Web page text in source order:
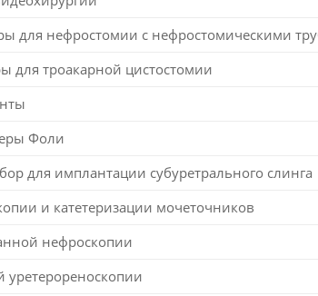
для нефростомии с нефростомическими
для троакарной цистостомии
Фоли
для имплантации субуретрального слинга
и катетеризации мочеточников
нефроскопии
уретерореноскопии